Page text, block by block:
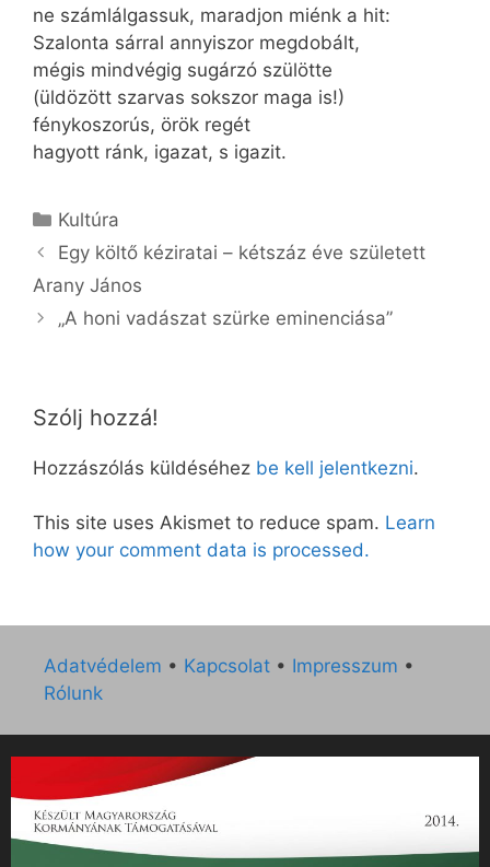
ne számlálgassuk, maradjon miénk a hit:
Szalonta sárral annyiszor megdobált,
mégis mindvégig sugárzó szülötte
(üldözött szarvas sokszor maga is!)
fénykoszorús, örök regét
hagyott ránk, igazat, s igazit.
Kategória
Kultúra
Egy költő kéziratai – kétszáz éve született
Arany János
„A honi vadászat szürke eminenciása”
Szólj hozzá!
Hozzászólás küldéséhez be kell jelentkezni.
This site uses Akismet to reduce spam. Learn
how your comment data is processed.
Adatvédelem • Kapcsolat • Impresszum •
Rólunk